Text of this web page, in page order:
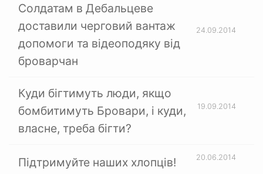
Солдатам в Дебальцеве
доставили черговий вантаж
допомоги та відеоподяку від
броварчан
24.09.2014
Куди бігтимуть люди, якщо
бомбитимуть Бровари, і куди,
власне, треба бігти?
19.09.2014
Підтримуйте наших хлопців! 20.06.2014